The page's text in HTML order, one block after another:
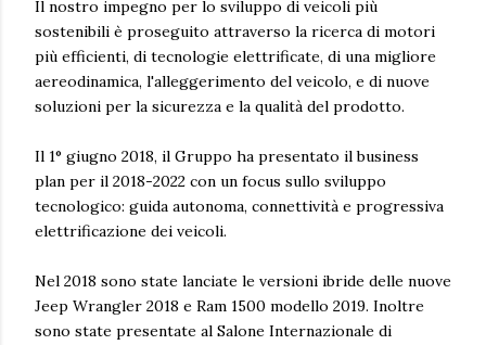
Il nostro impegno per lo sviluppo di veicoli più
sostenibili è proseguito attraverso la ricerca di motori
più efficienti, di tecnologie elettrificate, di una migliore
aereodinamica, l'alleggerimento del veicolo, e di nuove
soluzioni per la sicurezza e la qualità del prodotto.
Il 1° giugno 2018, il Gruppo ha presentato il business
plan per il 2018-2022 con un focus sullo sviluppo
tecnologico: guida autonoma, connettività e progressiva
elettrificazione dei veicoli.
Nel 2018 sono state lanciate le versioni ibride delle nuove
Jeep Wrangler 2018 e Ram 1500 modello 2019. Inoltre
sono state presentate al Salone Internazionale di